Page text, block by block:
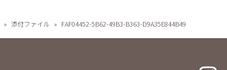
» 添付ファイル » FAF04452-5B62-49B3-B363-D9A35E844B49